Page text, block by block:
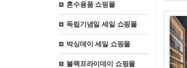
혼수용품 쇼핑몰
독립기념일 세일 쇼핑몰
박싱데이 세일 쇼핑몰
블랙프라이데이 쇼핑몰